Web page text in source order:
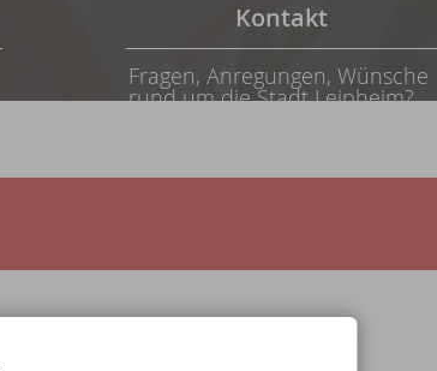
Kontakt
Fragen, Anregungen, Wünsche
rund um die Stadt Leipheim?